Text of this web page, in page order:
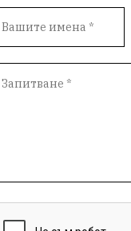
ЛетниПожари
ученици ремонти
Ивелин Михайлов